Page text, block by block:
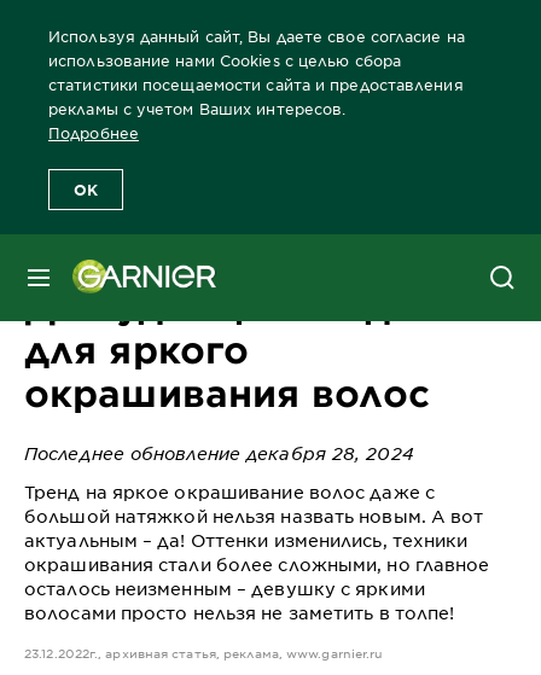
Используя данный сайт, Вы даете свое согласие на
использование нами Cookies с целью сбора
статистики посещаемости сайта и предоставления
рекламы с учетом Ваших интересов.
Подробнее
OK
МЕНЮ
Главная Блог
Да будет цвет! Идеи
для яркого
окрашивания волос
Последнее обновление декабря 28, 2024
Тренд на яркое окрашивание волос даже с
большой натяжкой нельзя назвать новым. А вот
актуальным – да! Оттенки изменились, техники
окрашивания стали более сложными, но главное
осталось неизменным – девушку с яркими
волосами просто нельзя не заметить в толпе!
23.12.2022г., архивная статья, реклама,www.garnier.ru